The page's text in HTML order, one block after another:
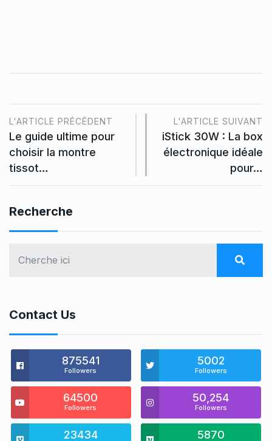
L'ARTICLE PRÉCÉDENT
Le guide ultime pour
choisir la montre
tissot…
L'ARTICLE SUIVANT
iStick 30W : La box
électronique idéale
pour…
Recherche
Contact Us
875541
Followers
5002
Followers
64500
Followers
50,254
Followers
23434 5870